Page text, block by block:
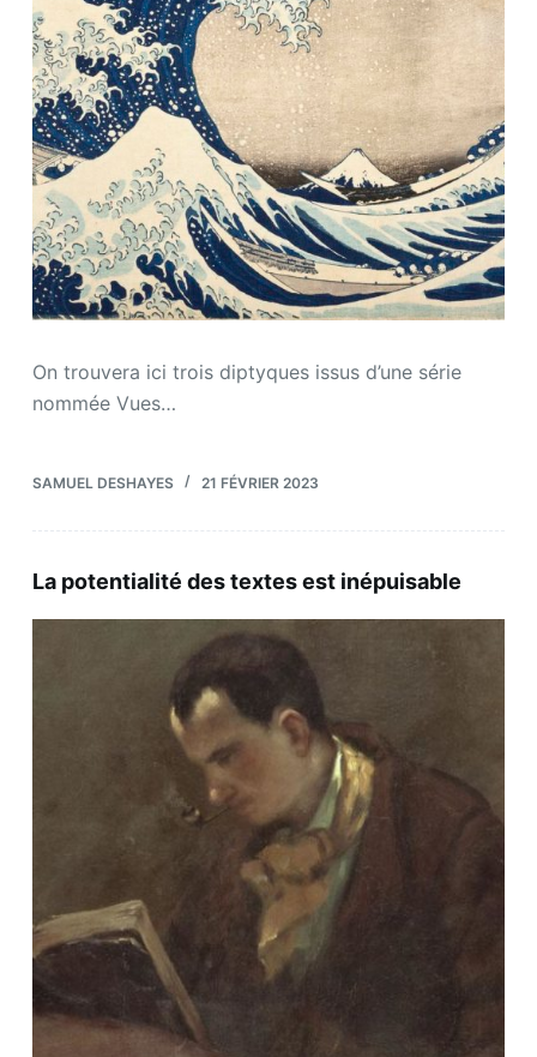
On trouvera ici trois diptyques issus d’une série
nommée Vues…
SAMUEL DESHAYES 21 FÉVRIER 2023
La potentialité des textes est inépuisable